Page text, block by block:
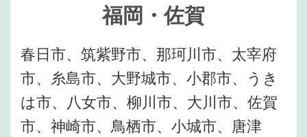
福岡・佐賀
春日市、筑紫野市、那珂川市、太宰府
市、糸島市、大野城市、小郡市、うき
は市、八女市、柳川市、大川市、佐賀
市、神崎市、鳥栖市、小城市、唐津